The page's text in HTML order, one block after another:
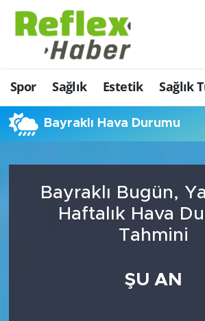
Spor Sağlık Estetik Sağlık
Bayraklı Hava Durumu
Bayraklı Bugün,
Haftalık Hava
Tahmini
ŞU AN
Eğitim
Estetik
Firmalardan
İş ve Ekonomi
Moda-Magazin-Eğlence
Nöbetçi Eczaneler
Hava Durumu
Namaz Vakitleri
Şampiyonlar Ligi Puan
Tüm Manşetler